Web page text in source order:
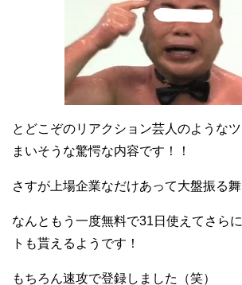
とどこぞのリアクション芸人のような
まいそうな驚愕な内容です！！
さすが上場企業なだけあって大盤振る舞
なんともう一度無料で31日使えてさら
トも貰えるようです！
もちろん速攻で登録しました（笑）